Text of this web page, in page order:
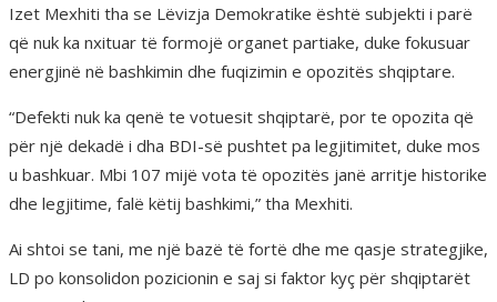
Izet Mexhiti tha se Lëvizja Demokratike është subjekti i parë
që nuk ka nxituar të formojë organet partiake, duke fokusuar
energjinë në bashkimin dhe fuqizimin e opozitës shqiptare.
“Defekti nuk ka qenë te votuesit shqiptarë, por te opozita që
për një dekadë i dha BDI-së pushtet pa legjitimitet, duke mos
u bashkuar. Mbi 107 mijë vota të opozitës janë arritje historike
dhe legjitime, falë këtij bashkimi,” tha Mexhiti.
Ai shtoi se tani, me një bazë të fortë dhe me qasje strategjike,
LD po konsolidon pozicionin e saj si faktor kyç për shqiptarët